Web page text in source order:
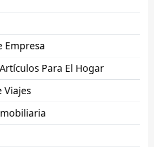
Empresa
Para El Hogar
Viajes